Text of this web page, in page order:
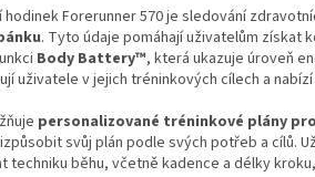
Forerunner 570 je sledování
. Tyto údaje pomáhají uživatelům získat
Body Battery™, která ukazuje úroveň
uživatele v jejich tréninkových cílech a
personalizované tréninkové plány
svůj plán podle svých potřeb a cílů.
techniku běhu, včetně kadence a délky